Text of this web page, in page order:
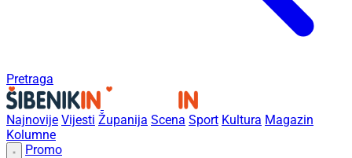
Pretraga
Najnovije Vijesti Županija Scena Sport Kultura Magazin
Kolumne
Promo